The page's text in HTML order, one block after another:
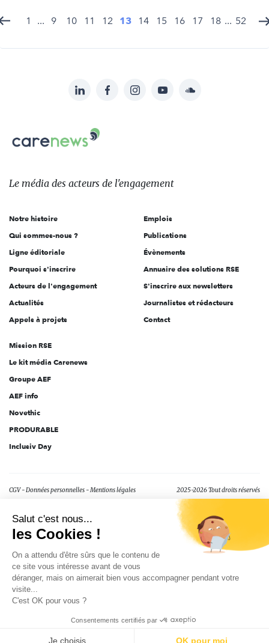
1 ... 9 10 11 12 13 14 15 16 17 18 ... 52
sur:
LinkedInFacebookInstagramYouTubeSoundcloud
Le
des
l'engagement
Le média des acteurs de l'engagement
Notre histoire
Qui sommes-nous ?
Ligne éditoriale
Pourquoi s'inscrire
Acteurs de l'engagement
Actualités
Appels à projets
Emplois
Publications
Évènements
Annuaire des solutions RSE
S'inscrire aux newsletters
Journalistes et rédacteurs
Contact
Mission RSE
Le kit média Carenews
Groupe AEF
AEF info
Novethic
PRODURABLE
Inclusiv Day
CGV Données personnelles Mentions légales 2025-2026 Tout droits réservés
Salut c'est nous...
les Cookies !
On a attendu d'être sûrs que le contenu de
ce site vous intéresse avant de vous
déranger, mais on aimerait bien vous accompagner pendant votre
visite...
C'est OK pour vous ?
Consentements certifiés par
Je choisis OK pour moi